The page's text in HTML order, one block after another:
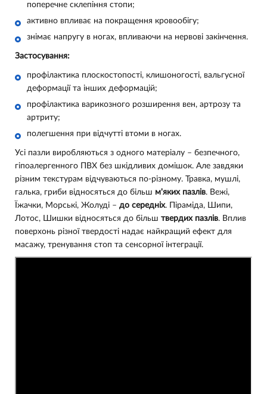
поперечне склепіння стопи;
активно впливає на покращення кровообігу;
знімає напругу в ногах, впливаючи на нервові закінчення.
Застосування:
профілактика плоскостопості, клишоногості, вальгусної
деформації та інших деформацій;
профілактика варикозного розширення вен, артрозу та
артриту;
полегшення при відчутті втоми в ногах.
Усі пазли виробляються з одного матеріалу – безпечного,
гіпоалергенного ПВХ без шкідливих домішок. Але завдяки
різним текстурам відчуваються по-різному. Травка, мушлі,
галька, гриби відносяться до більш м'яких пазлів. Вежі,
Їжачки, Морські, Жолуді – до середніх. Піраміда, Шипи,
Лотос, Шишки відносяться до більш твердих пазлів. Вплив
поверхонь різної твердості надає найкращий ефект для
масажу, тренування стоп та сенсорної інтеграції.